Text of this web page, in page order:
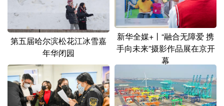
第五届哈尔滨松花江冰雪嘉
年华闭园
新华全媒+丨“融合无障爱 携
手向未来”摄影作品展在京开
幕